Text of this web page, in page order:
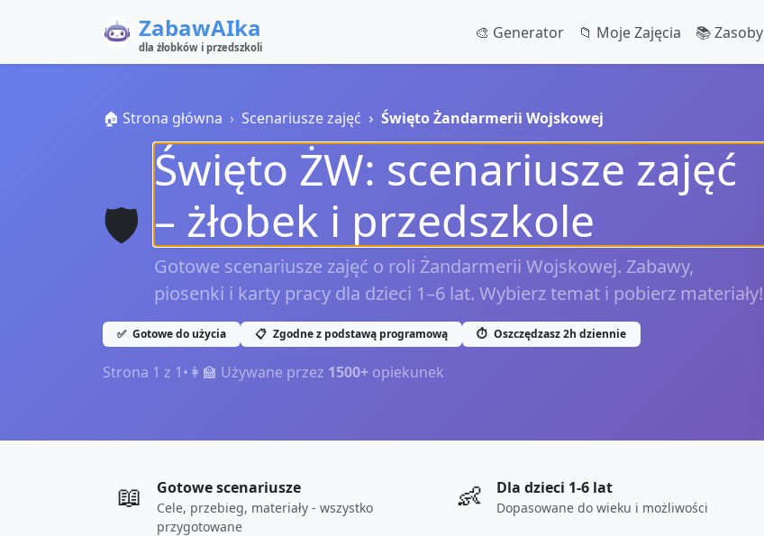
ZabawAIka
dla żłobków i przedszkoli
🎨 Generator 📁 Moje Zajęcia 📚 Zasoby
🏠 Strona główna Scenariusze zajęć Święto Żandarmerii Wojskowej
🛡️
Święto ŻW: scenariusze zajęć
– żłobek i przedszkole
Gotowe scenariusze zajęć o roli Żandarmerii Wojskowej. Zabawy,
piosenki i karty pracy dla dzieci 1–6 lat. Wybierz temat i pobierz materiały!
✅ Gotowe do użycia 📋 Zgodne z podstawą programową ⏱️ Oszczędzasz 2h dziennie
Strona 1 z 1• 👩‍🏫 Używane przez 1500+ opiekunek
📖 Gotowe scenariusze
Cele, przebieg, materiały - wszystko
przygotowane
👶 Dla dzieci 1-6 lat
Dopasowane do wieku i możliwości